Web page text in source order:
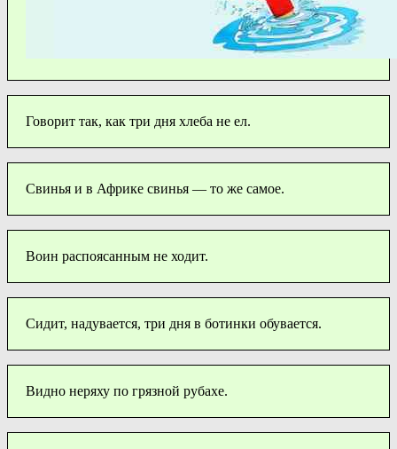
Говорит так, как три дня хлеба не ел.
Свинья и в Африке свинья — то же самое.
Воин распоясанным не ходит.
Сидит, надувается, три дня в ботинки обувается.
Видно неряху по грязной рубахе.